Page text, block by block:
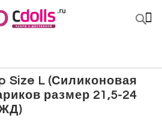
Size L (Силиконовая
размер 21,5-24